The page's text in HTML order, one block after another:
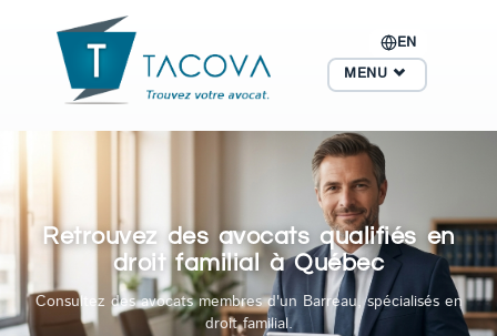
EN
MENU
Retrouvez des avocats qualifiés en
droit familial à Québec
Consultez des avocats membres d'un Barreau, spécialisés en
droit familial.